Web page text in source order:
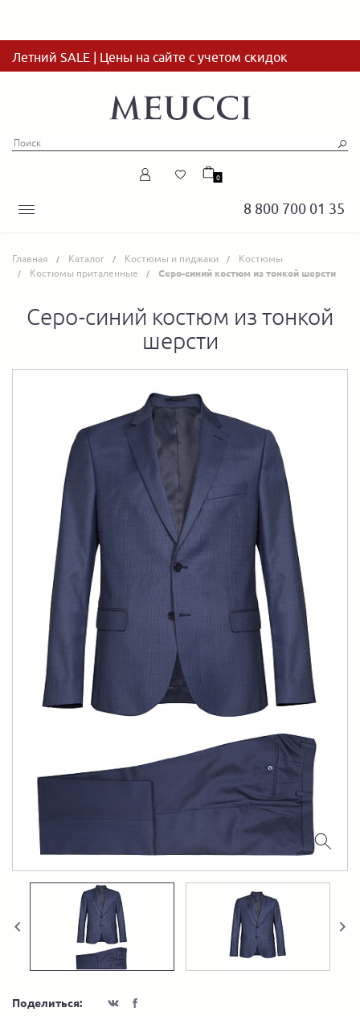
Летний SALE | Цены на сайте с учетом скидок
8 800 700 01 35
0
Главная Каталог Костюмы и пиджаки
Костюмы
Костюмы приталенные
Серо-синий костюм из тонкой шерсти
Серо-синий костюм из тонкой
шерсти
Поделиться: